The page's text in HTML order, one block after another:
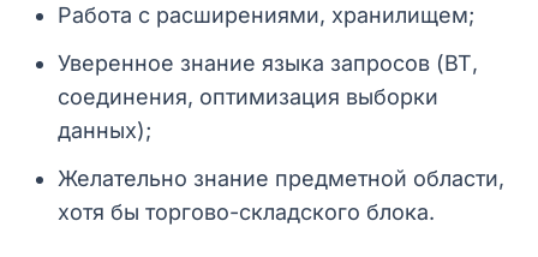
Работа с расширениями, хранилищем;
Уверенное знание языка запросов (ВТ,
соединения, оптимизация выборки
данных);
Желательно знание предметной области,
хотя бы торгово-складского блока.